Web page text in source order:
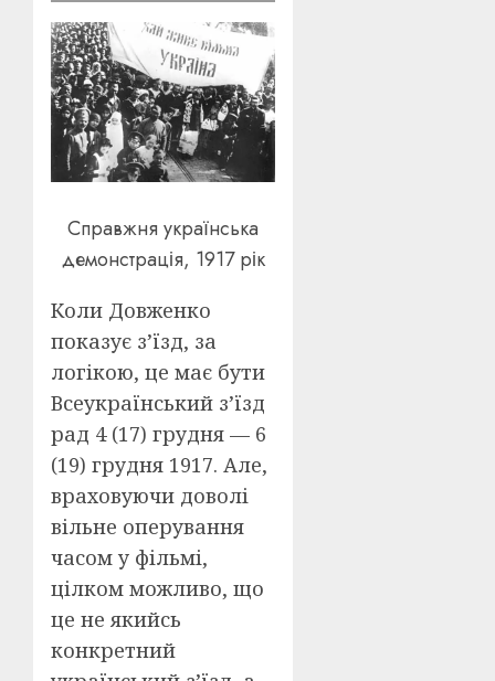
Справжня українська
демонстрація, 1917 рік
Коли Довженко
показує з’їзд, за
логікою, це має бути
Всеукраїнський з’їзд
рад 4 (17) грудня — 6
(19) грудня 1917. Але,
враховуючи доволі
вільне оперування
часом у фільмі,
цілком можливо, що
це не якийсь
конкретний